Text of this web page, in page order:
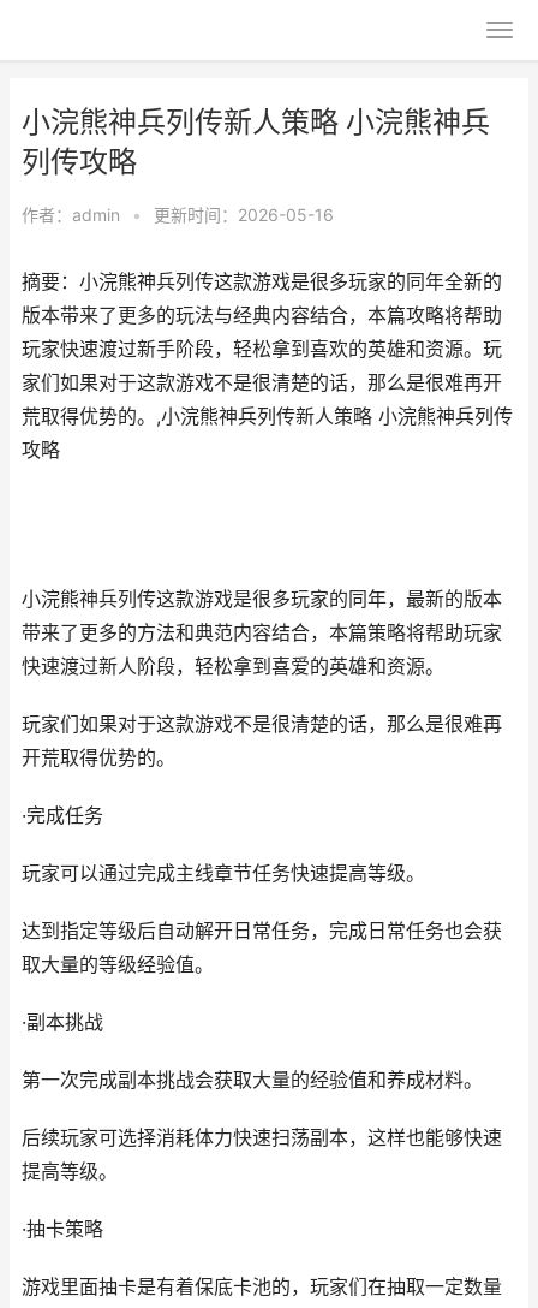
小浣熊神兵列传新人策略 小浣熊神兵
列传攻略
作者： admin • 更新时间：2026-05-16
摘要：小浣熊神兵列传这款游戏是很多玩家的同年全新的
版本带来了更多的玩法与经典内容结合，本篇攻略将帮助
玩家快速渡过新手阶段，轻松拿到喜欢的英雄和资源。玩
家们如果对于这款游戏不是很清楚的话，那么是很难再开
荒取得优势的。,小浣熊神兵列传新人策略 小浣熊神兵列传
攻略
小浣熊神兵列传这款游戏是很多玩家的同年，最新的版本
带来了更多的方法和典范内容结合，本篇策略将帮助玩家
快速渡过新人阶段，轻松拿到喜爱的英雄和资源。
玩家们如果对于这款游戏不是很清楚的话，那么是很难再
开荒取得优势的。
·完成任务
玩家可以通过完成主线章节任务快速提高等级。
达到指定等级后自动解开日常任务，完成日常任务也会获
取大量的等级经验值。
·副本挑战
第一次完成副本挑战会获取大量的经验值和养成材料。
后续玩家可选择消耗体力快速扫荡副本，这样也能够快速
提高等级。
·抽卡策略
游戏里面抽卡是有着保底卡池的，玩家们在抽取一定数量